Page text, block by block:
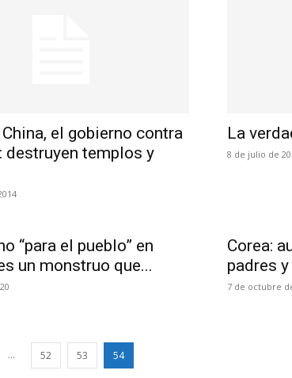
el gobierno contra
destruyen templos y
La
8 de julio de
“para el pueblo” en
un monstruo que...
Corea:
padres
7 de octubre
... 52 53 54